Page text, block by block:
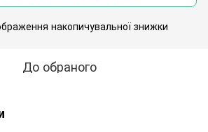
накопичувальної знижки
До обраного